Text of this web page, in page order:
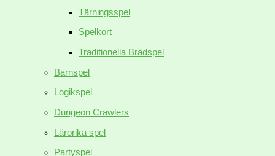
Tärningsspel
Spelkort
Traditionella Brädspel
Barnspel
Logikspel
Dungeon Crawlers
Lärorika spel
Partyspel